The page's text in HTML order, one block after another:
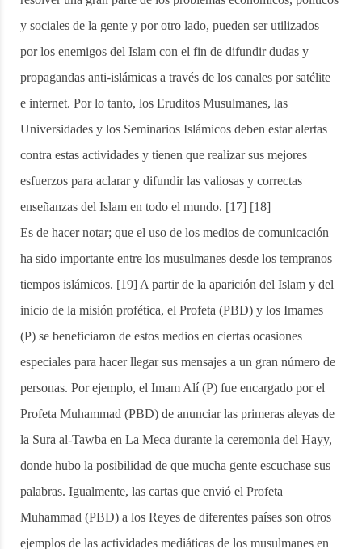
y sociales de la gente y por otro lado, pueden ser utilizados
por los enemigos del Islam con el fin de difundir dudas y
propagandas anti-islámicas a través de los canales por satélite
e internet. Por lo tanto, los Eruditos Musulmanes, las
Universidades y los Seminarios Islámicos deben estar alertas
contra estas actividades y tienen que realizar sus mejores
esfuerzos para aclarar y difundir las valiosas y correctas
enseñanzas del Islam en todo el mundo. [17] [18]
Es de hacer notar; que el uso de los medios de comunicación
ha sido importante entre los musulmanes desde los tempranos
tiempos islámicos. [19] A partir de la aparición del Islam y del
inicio de la misión profética, el Profeta (PBD) y los Imames
(P) se beneficiaron de estos medios en ciertas ocasiones
especiales para hacer llegar sus mensajes a un gran número de
personas. Por ejemplo, el Imam Alí (P) fue encargado por el
Profeta Muhammad (PBD) de anunciar las primeras aleyas de
la Sura al-Tawba en La Meca durante la ceremonia del Hayy,
donde hubo la posibilidad de que mucha gente escuchase sus
palabras. Igualmente, las cartas que envió el Profeta
Muhammad (PBD) a los Reyes de diferentes países son otros
ejemplos de las actividades mediáticas de los musulmanes en